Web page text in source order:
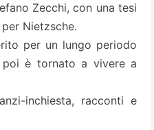
Zecchi, con una tesi
Nietzsche.
per un lungo periodo
poi è tornato a vivere a
inchiesta, racconti e